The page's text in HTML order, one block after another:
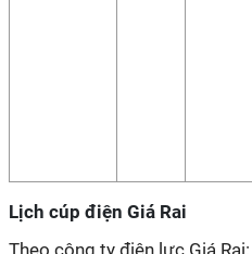
Lịch cúp điện Giá Rai
Theo công ty điện lực Giá Rai: